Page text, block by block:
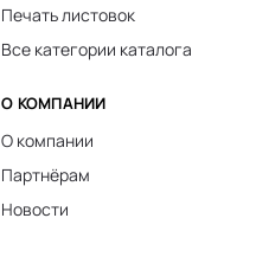
Печать листовок
Все категории каталога
О КОМПАНИИ
О компании
Партнёрам
Новости